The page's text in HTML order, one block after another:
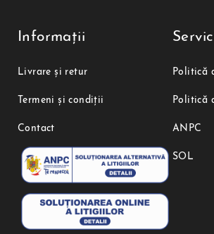
Informații
Livrare și retur
Termeni și condiții
Contact
Politică
Politică
ANPC
SOL